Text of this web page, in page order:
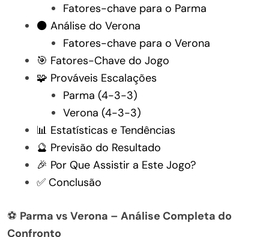
Fatores-chave para o Parma
⚫ Análise do Verona
Fatores-chave para o Verona
🎯 Fatores-Chave do Jogo
🧩 Prováveis Escalações
Parma (4-3-3)
Verona (4-3-3)
📊 Estatísticas e Tendências
🔮 Previsão do Resultado
🎉 Por Que Assistir a Este Jogo?
✅ Conclusão
⚽ Parma vs Verona – Análise Completa do
Confronto